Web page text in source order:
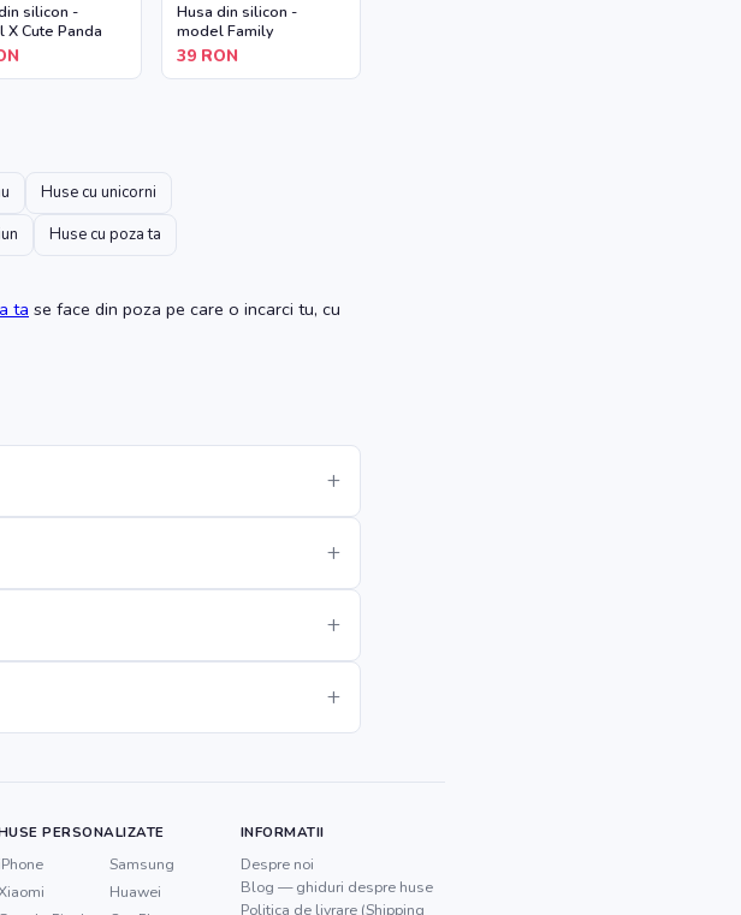
silicon -
X Cute Panda
Husa din silicon -
model Family
39 RON
Huse cu unicorni
Huse cu poza ta
ta se face din poza pe care o incarci tu, cu
PERSONALIZATE
iPhone
Samsung
Huawei
INFORMATII
Despre noi
Blog — ghiduri despre huse
Politica de livrare (Shipping